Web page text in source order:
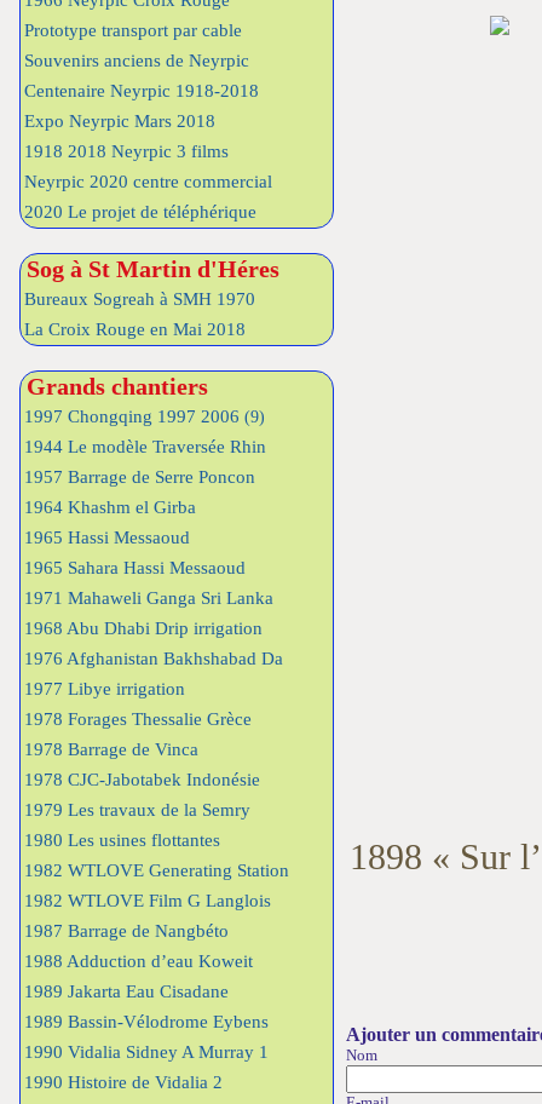
Prototype transport par cable
Souvenirs anciens de Neyrpic
Centenaire Neyrpic 1918-2018
Expo Neyrpic Mars 2018
1918 2018 Neyrpic 3 films
Neyrpic 2020 centre commercial
2020 Le projet de téléphérique
Sog à St Martin d'Héres
Bureaux Sogreah à SMH 1970
La Croix Rouge en Mai 2018
Grands chantiers
1997 Chongqing 1997 2006 (9)
1944 Le modèle Traversée Rhin
1957 Barrage de Serre Poncon
1964 Khashm el Girba
1965 Hassi Messaoud
1965 Sahara Hassi Messaoud
1971 Mahaweli Ganga Sri Lanka
1968 Abu Dhabi Drip irrigation
1976 Afghanistan Bakhshabad Da
1977 Libye irrigation
1978 Forages Thessalie Grèce
1978 Barrage de Vinca
1978 CJC-Jabotabek Indonésie
1979 Les travaux de la Semry
1980 Les usines flottantes
1982 WTLOVE Generating Station
1982 WTLOVE Film G Langlois
1987 Barrage de Nangbéto
1988 Adduction d’eau Koweit
1989 Jakarta Eau Cisadane
1989 Bassin-Vélodrome Eybens
1990 Vidalia Sidney A Murray 1
1990 Histoire de Vidalia 2
1898 « Sur
Ajouter un
Nom